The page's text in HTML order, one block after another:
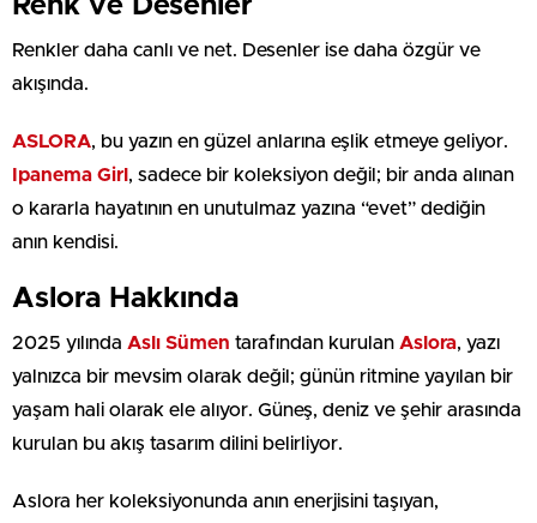
Renk ve Desenler
Renkler daha canlı ve net. Desenler ise daha özgür ve
akışında.
ASLORA, bu yazın en güzel anlarına eşlik etmeye geliyor.
Ipanema Girl , sadece bir koleksiyon değil; bir anda alınan
o kararla hayatının en unutulmaz yazına “evet” dediğin
anın kendisi.
Aslora Hakkında
2025 yılında Aslı Sümen tarafından kurulan Aslora, yazı
yalnızca bir mevsim olarak değil; günün ritmine yayılan bir
yaşam hali olarak ele alıyor. Güneş, deniz ve şehir arasında
kurulan bu akış tasarım dilini belirliyor.
Aslora her koleksiyonunda anın enerjisini taşıyan,